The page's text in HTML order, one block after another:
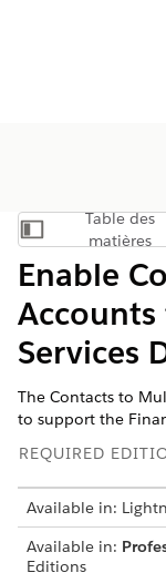
Afficher
Table des
matières
Enable
Services
The Contacts to
to support the
REQUIRED
Available in:
Available in:
Editions